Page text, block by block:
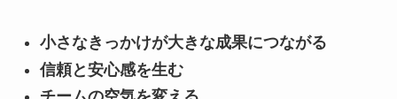
小さなきっかけが大きな成果につながる
信頼と安心感を生む